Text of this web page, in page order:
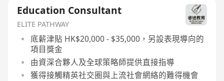
Education Consultant
ELITE PATHWAY
底薪津貼 HK$20,000 - $35,000，另設表現導向的
項目獎金
由資深合夥人及全球策略師提供直接指導
獲得接觸精英社交圈與上流社會網絡的難得機會